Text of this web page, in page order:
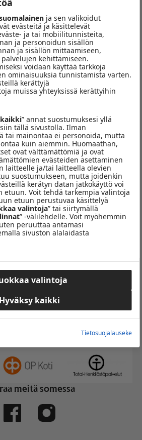
yhteystietosi alla olevalla lomakkeella.
muassa Jyväskylän
sekä muita
erinomaisia palkintoja!
meitä somessa
ja sen valikoidut
evästeitä ja käsittelevät
ja tai mobiilitunnisteita,
ja personoidun sisällön
ja sisällön mittaamiseen,
kehittämiseen.
voidaan käyttää tarkkoja
ominaisuuksia tunnistamista varten.
kerättyjä
muissa yhteyksissä kerättyihin
” annat suostumuksesi yllä
tällä sivustolla. Ilman
tai mainontaa ei personoida, mutta
kuin aiemmin. Huomaathan,
ovat välttämättömiä ja ovat
evästeiden asettaminen
laitteelle ja/tai laitteella olevien
suostumukseen, mutta joidenkin
kerätyn datan jatkokäyttö voi
etuun. Voit tehdä tarkempia valintoja
etuun perustuvaa käsittelyä
valintoja” tai siirtymällä
” -välilehdelle. Voit myöhemmin
peruuttaa antamasi
sivuston alalaidasta
Hyväksy kaikki
valintoja
Tietosuojalauseke